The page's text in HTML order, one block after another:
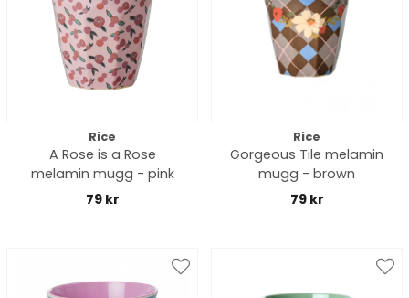
Rice
A Rose is a Rose
melamin mugg - pink
79 kr
Rice
Gorgeous Tile melamin
mugg - brown
79 kr